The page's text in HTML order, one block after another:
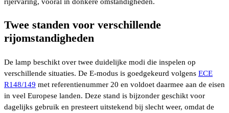
Twee standen voor verschillende
rijomstandigheden
De lamp beschikt over twee duidelijke modi die inspelen op
verschillende situaties. De E-modus is goedgekeurd volgens ECE
R148/149 met referentienummer 20 en voldoet daarmee aan de eisen
in veel Europese landen. Deze stand is bijzonder geschikt voor
dagelijks gebruik en presteert uitstekend bij slecht weer, omdat de